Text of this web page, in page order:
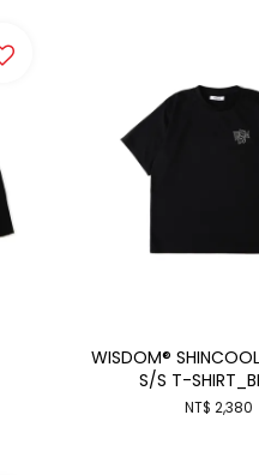
WISDOM®
S/S T-
NT$ 2,380